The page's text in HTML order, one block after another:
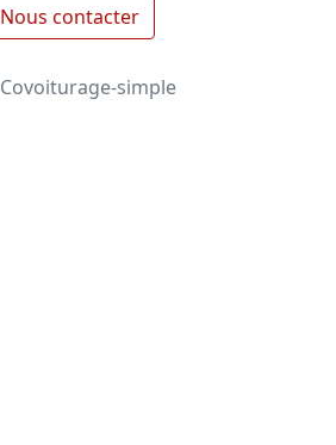
Nous contacter
Covoiturage-simple